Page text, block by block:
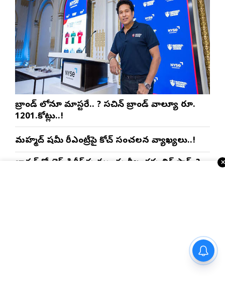
బ్రాండ్ లోనూ మాస్టరే.. ? సచిన్ బ్రాండ్ వాల్యూ రూ.
1201.కోట్లు..!
మహ్మద్ షమీ రీఎంట్రీపై కోచ్ సంచలన వ్యాఖ్యలు..!
భారత్‌తో టెస్ట్ సిరీస్‌కు ముందు శ్రీలంకకు బిగ్ షాక్..?
ఇంకా చదవండి